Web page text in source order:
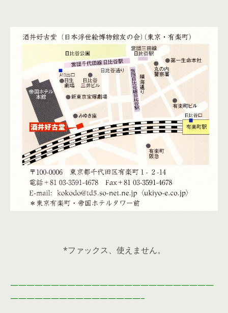
*ファックス、使えません。
—————————————————————————
————————————————–